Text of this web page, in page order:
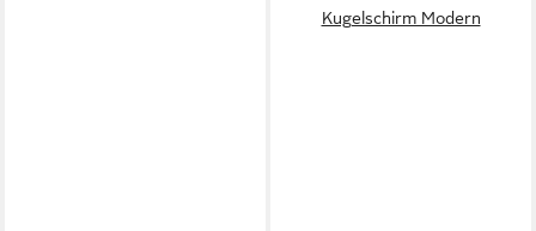
Kugelschirm Modern